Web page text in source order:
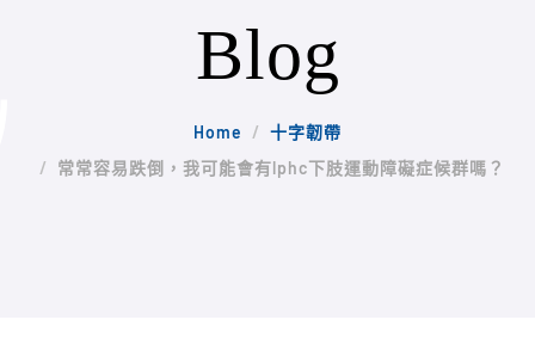
Blog
Home
十字韌帶
常常容易跌倒，我可能會有lphc下肢運動障礙症候群嗎？